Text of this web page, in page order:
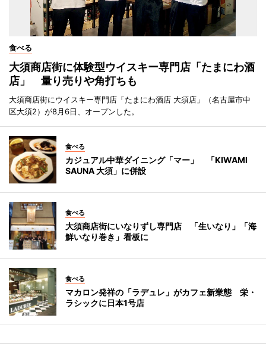
食べる
大須商店街に体験型ウイスキー専門店「たまにわ酒
店」 量り売りや角打ちも
大須商店街にウイスキー専門店「たまにわ酒店 大須店」（名古屋市中
区大須2）が8月6日、オープンした。
食べる
カジュアル中華ダイニング「マー」 「KIWAMI
SAUNA 大須」に併設
食べる
大須商店街にいなりずし専門店 「生いなり」「海
鮮いなり巻き」看板に
食べる
マカロン発祥の「ラデュレ」がカフェ新業態 栄・
ラシックに日本1号店